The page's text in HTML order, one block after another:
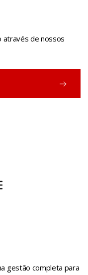
através de nossos
gestão completa para